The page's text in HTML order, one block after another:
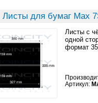
Листы для бумаг Max
Листы с
одной
формат
Артикул: